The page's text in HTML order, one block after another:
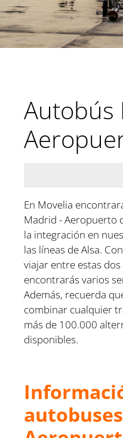
Autobús
En Movelia
Madrid - Aeropuerto
la integración en
las líneas de Alsa.
viajar entre estas
encontrarás varios
Además, recuerda
combinar cualquier
más de 100.000
disponibles.